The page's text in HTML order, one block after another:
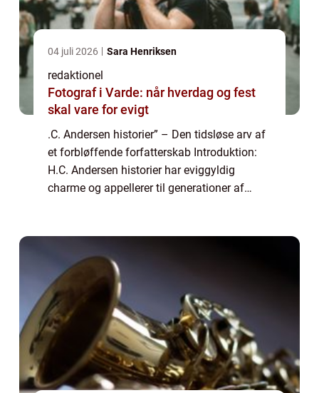
04 juli 2026 Sara Henriksen
redaktionel
Fotograf i Varde: når hverdag og fest
skal vare for evigt
.C. Andersen historier” – Den tidsløse arv af
et forbløffende forfatterskab Introduktion:
H.C. Andersen historier har eviggyldig
charme og appellerer til generationer af